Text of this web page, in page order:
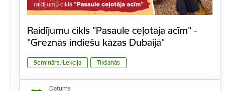
Raidījumu cikls "Pasaule ceļotāja acīm" -
"Greznās indiešu kāzas Dubaijā"
Seminārs/Lekcija Tikšanās
Datums